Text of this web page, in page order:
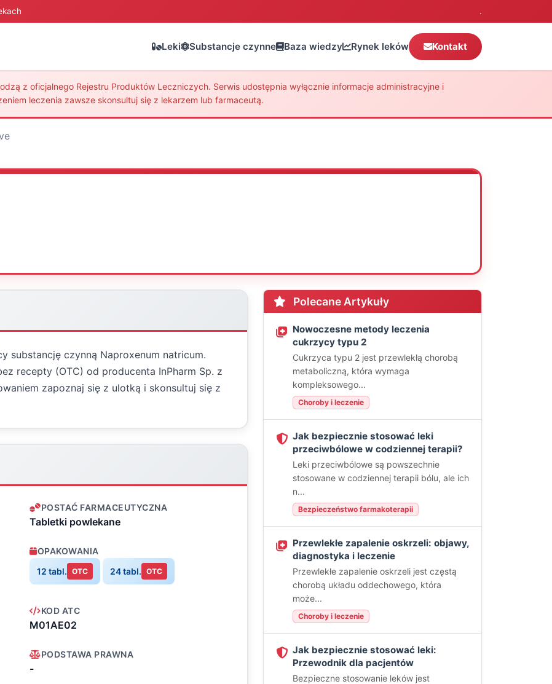
.
Leki Substancje czynne Baza wiedzy Rynek leków Kontakt
z oficjalnego Rejestru Produktów Leczniczych. Serwis udostępnia wyłącznie informacje administracyjne i
leczenia zawsze skonsultuj się z lekarzem lub farmaceutą.
substancję czynną Naproxenum natricum.
recepty (OTC) od producenta InPharm Sp. z
zapoznaj się z ulotką i skonsultuj się z
POSTAĆ FARMACEUTYCZNA
Tabletki powlekane
OPAKOWANIA
12 tabl. OTC 24 tabl. OTC
KOD ATC
M01AE02
PODSTAWA PRAWNA
-
Polecane Artykuły
Nowoczesne metody leczenia
cukrzycy typu 2
Cukrzyca typu 2 jest przewlekłą chorobą
metaboliczną, która wymaga
kompleksowego...
Choroby i leczenie
Jak bezpiecznie stosować leki
przeciwbólowe w codziennej terapii?
Leki przeciwbólowe są powszechnie
stosowane w codziennej terapii bólu, ale ich
n...
Bezpieczeństwo farmakoterapii
Przewlekłe zapalenie oskrzeli: objawy,
diagnostyka i leczenie
Przewlekłe zapalenie oskrzeli jest częstą
chorobą układu oddechowego, która
może...
Choroby i leczenie
Jak bezpiecznie stosować leki:
Przewodnik dla pacjentów
Bezpieczne stosowanie leków jest